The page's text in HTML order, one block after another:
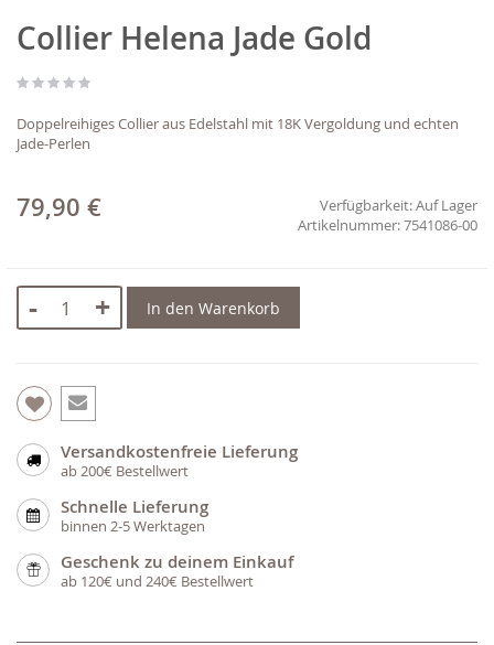
Anfang
der
springen
Collier Helena Jade Gold
Doppelreihiges Collier aus Edelstahl mit 18K Vergoldung und echten
Jade-Perlen
79,90 € Verfügbarkeit:Auf Lager
7541086-00
- + In den Warenkorb
Versandkostenfreie Lieferung
ab 200€ Bestellwert
Schnelle Lieferung
binnen 2-5 Werktagen
Geschenk zu deinem Einkauf
ab 120€ und 240€ Bestellwert